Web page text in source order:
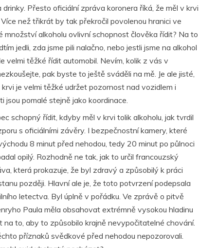
Přesto oficiální zpráva koronera říká, že měl v krvi
než třikrát by tak překročil povolenou hranici ve
množství alkoholu ovlivní schopnost člověka řídit? Na to
jedli, zda jsme pili nalačno, nebo jestli jsme na alkohol
velmi těžké řídit automobil. Nevím, kolik z vás v
pak byste to ještě sváděli na mě. Je ale jisté,
je velmi těžké udržet pozornost nad vozidlem i
jsou pomalé stejně jako koordinace.
schopný řídit, kdyby měl v krvi tolik alkoholu, jak tvrdil
s oficiálními závěry. I bezpečnostní kamery, které
8 minut před nehodou, tedy 20 minut po půlnoci
opilý. Rozhodně ne tak, jak to určil francouzský
která prokazuje, že byl zdravý a způsobilý k práci
později. Hlavní ale je, že toto potvrzení podepsala
letectva. Byl úplně v pořádku. Ve zprávě o pitvě
Paula měla obsahovat extrémně vysokou hladinu
na to, aby to způsobilo krajně nevypočitatelné chování.
příznaků svědkové před nehodou nepozorovali.